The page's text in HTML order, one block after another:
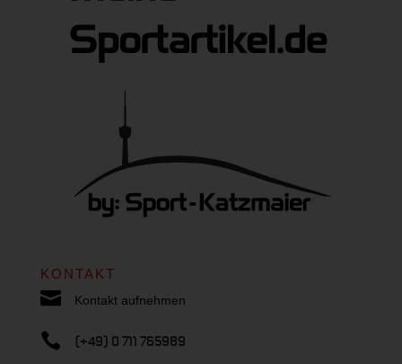
KONTAKT
 Kontakt aufnehmen
 (+49) 0 711 765989